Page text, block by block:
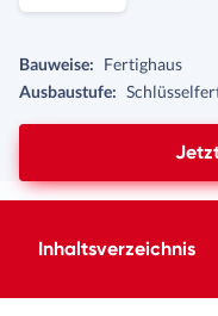
Bauweise: Fertighaus
Ausbaustufe:
Inhaltsverzeichnis